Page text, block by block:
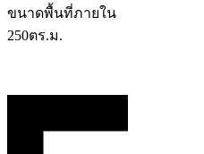
ขนาดพื้นที่ภายใน
250ตร.ม.